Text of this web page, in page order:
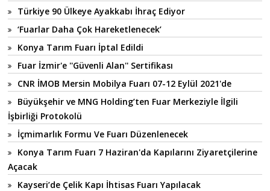
Türkiye 90 Ülkeye Ayakkabı İhraç Ediyor
‘Fuarlar Daha Çok Hareketlenecek’
Konya Tarım Fuarı İptal Edildi
Fuar İzmir'e ''Güvenli Alan'' Sertifikası
CNR İMOB Mersin Mobilya Fuarı 07-12 Eylül 2021'de
Büyükşehir ve MNG Holding’ten Fuar Merkeziyle İlgili
İşbirliği Protokolü
İçmimarlık Formu Ve Fuarı Düzenlenecek
Konya Tarım Fuarı 7 Haziran'da Kapılarını Ziyaretçilerine
Açacak
Kayseri’de Çelik Kapı İhtisas Fuarı Yapılacak